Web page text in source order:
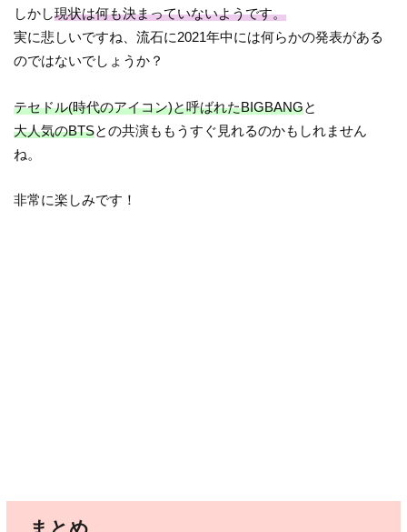
しかし現状は何も決まっていないようです。
実に悲しいですね、流石に2021年中には何らかの発表がある
のではないでしょうか？
テセドル(時代のアイコン)と呼ばれたBIGBANGと
大人気のBTSとの共演ももうすぐ見れるのかもしれません
ね。
非常に楽しみです！
まとめ